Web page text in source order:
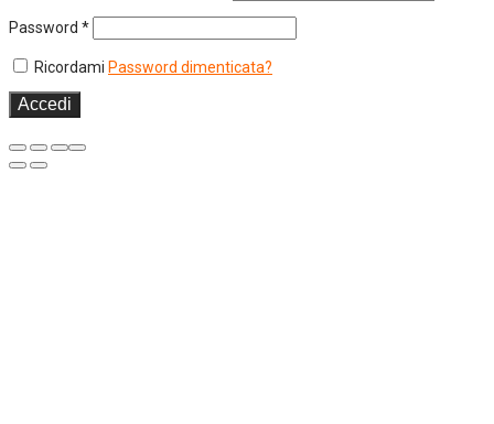
Password *
Ricordami Password dimenticata?
Accedi